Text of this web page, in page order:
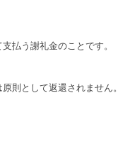
払う謝礼金のことです。
則として返還されません。